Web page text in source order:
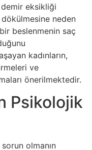
eksikliği
dökülmesine neden
beslenmenin saç
kadınların,
ve
önerilmektedir.
Psikolojik
olmanın